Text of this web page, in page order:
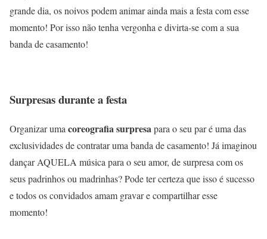
grande dia, os noivos podem animar ainda mais a festa com esse
momento! Por isso não tenha vergonha e divirta-se com a sua
banda de casamento!
Surpresas durante a festa
Organizar uma coreografia surpresapara o seu par é uma das
exclusividades de contratar uma banda de casamento! Já imaginou
dançar AQUELA música para o seu amor, de surpresa com os
seus padrinhos ou madrinhas? Pode ter certeza que isso é sucesso
e todos os convidados amam gravar e compartilhar esse
momento!